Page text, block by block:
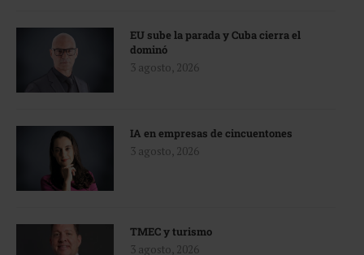
EU sube la parada y Cuba cierra el
dominó
3 agosto, 2026
IA en empresas de cincuentones
3 agosto, 2026
TMEC y turismo
3 agosto, 2026